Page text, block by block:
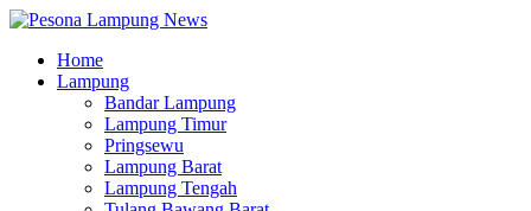
Home
Lampung
Bandar Lampung
Lampung Timur
Pringsewu
Lampung Barat
Lampung Tengah